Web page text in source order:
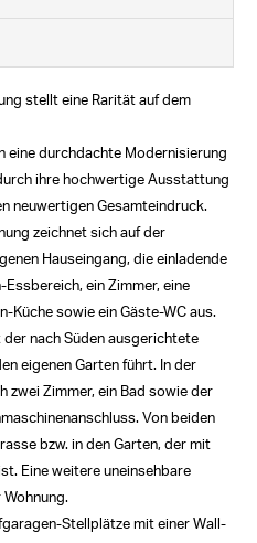
stellt eine Rarität auf dem
eine durchdachte Modernisierung
ihre hochwertige Ausstattung
neuwertigen Gesamteindruck.
zeichnet sich auf der
Hauseingang, die einladende
ein Zimmer, eine
Küche sowie ein Gäste-WC aus.
nach Süden ausgerichtete
eigenen Garten führt. In der
zwei Zimmer, ein Bad sowie der
Von beiden
bzw. in den Garten, der mit
Eine weitere uneinsehbare
Wohnung.
Stellplätze mit einer Wall-